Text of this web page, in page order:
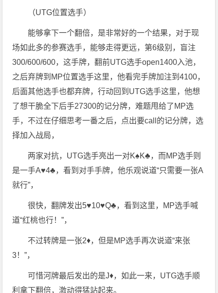
（UTG位置选手）
能够拿下一个翻倍，是非常好的一个结果，对于现
场如此多的参赛选手，能够走得更远，第6级别，盲注
300/600/600，这手牌，翻前UTG选手open1400入池，
之后弃牌到MP位置选手这里，他看完手牌加注到4100，
后面其他选手也都弃牌，行动回到UTG选手这里，他想
了想干脆全下后手27300的记分牌，难题甩给了MP选
手，不过在仔细思考一番之后，点出要call的记分牌，选
择加入战局，
两家对抗，UTG选手亮出一对K♠️K♣️，而MP选手则
是一手A♥️4♣️，看到对手手牌，他乐观说道“只需要一张A
就行”，
很快，翻牌发出5♥️10♥️Q♣️，看到这里，MP选手喊
道“红桃也行！”，
不过转牌是一张2♦️，但是MP选手再次说道“来张
3！”，
可惜河牌最后发出的是J♦️，如此一来，UTG选手顺
利拿下翻倍，激动得猛站起来。